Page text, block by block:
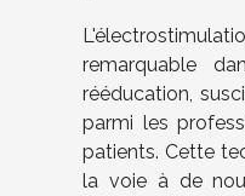
remarquable
rééducation,
parmi les
patients. Cette
la voie à de